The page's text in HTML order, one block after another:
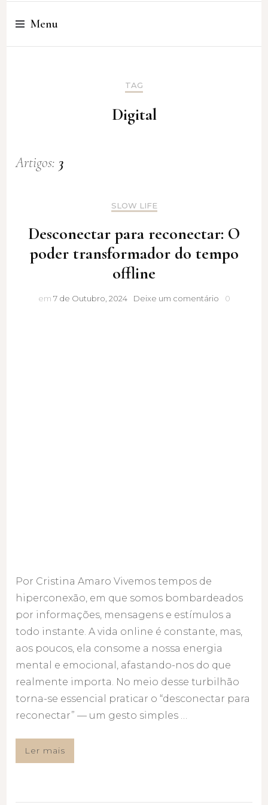
Cristina Amaro
Menu
TAG
Digital
Artigos: 3
SLOW LIFE
Desconectar para reconectar: O
poder transformador do tempo
offline
em 7 de Outubro, 2024 Deixe um comentário 0
Por Cristina Amaro Vivemos tempos de
hiperconexão, em que somos bombardeados
por informações, mensagens e estímulos a
todo instante. A vida online é constante, mas,
aos poucos, ela consome a nossa energia
mental e emocional, afastando-nos do que
realmente importa. No meio desse turbilhão
torna-se essencial praticar o “desconectar para
reconectar” — um gesto simples …
Ler mais